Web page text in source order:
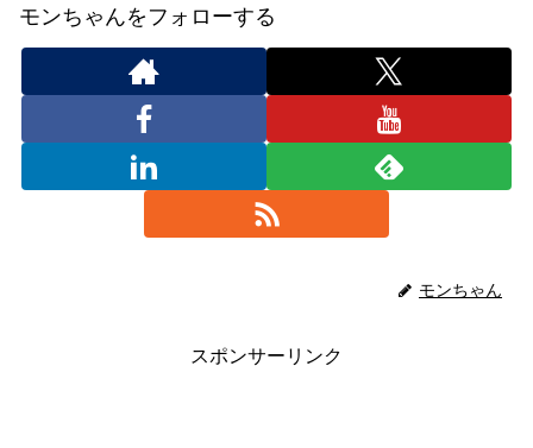
モンちゃんをフォローする
モンちゃん
スポンサーリンク